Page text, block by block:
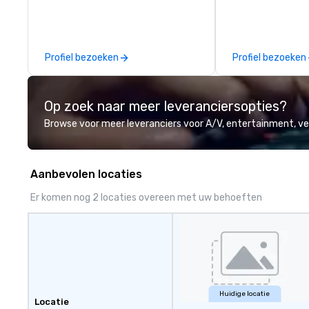
perfectly maintained fleet of late
model luxury vehicles to the
professional team of chauffeurs
and support staff; you will know
Costa Limousine.
Profiel bezoeken Profiel bezoeken
Op zoek naar meer leveranciersopties?
Browse voor meer leveranciers voor A/V, entertainment,
Aanbevolen locaties
Er komen nog 2 locaties overeen met uw behoeften
Locatie
Huidige locatie